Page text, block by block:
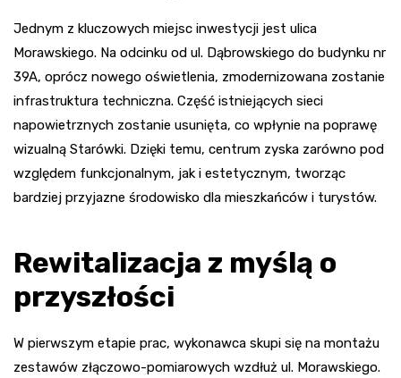
Jednym z kluczowych miejsc inwestycji jest ulica
Morawskiego. Na odcinku od ul. Dąbrowskiego do budynku nr
39A, oprócz nowego oświetlenia, zmodernizowana zostanie
infrastruktura techniczna. Część istniejących sieci
napowietrznych zostanie usunięta, co wpłynie na poprawę
wizualną Starówki. Dzięki temu, centrum zyska zarówno pod
względem funkcjonalnym, jak i estetycznym, tworząc
bardziej przyjazne środowisko dla mieszkańców i turystów.
Rewitalizacja z myślą o
przyszłości
W pierwszym etapie prac, wykonawca skupi się na montażu
zestawów złączowo-pomiarowych wzdłuż ul. Morawskiego.